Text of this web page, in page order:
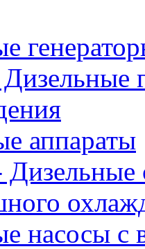
аппараты
насосы